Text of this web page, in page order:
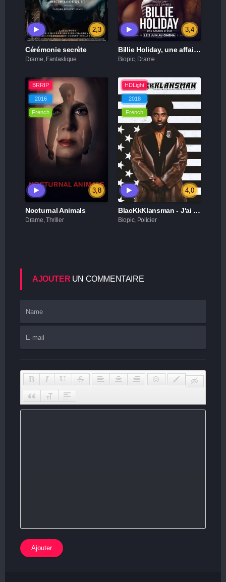
2,3
Cérémonie secrète
Drame, Fantastique
3,4
Billie Holiday, une affaire d'état
Biopic, Drame
BRRIP
2016
French
3,8
Nocturnal Animals
Drame, Thriller
HDLight
2018
French
4,0
BlacKkKlansman - J'ai infiltré le Ku Klux Klan
Biopic, Policier
AJOUTER UN COMMENTAIRE
Ajouter